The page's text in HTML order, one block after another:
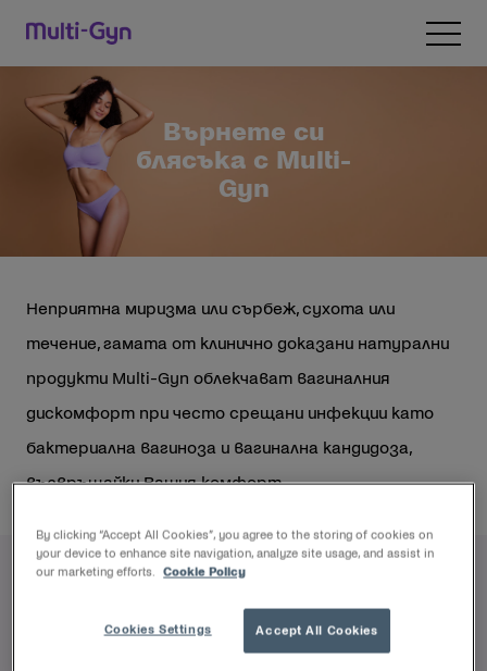
Върнете си
блясъка с Multi-
Gyn
Неприятна миризма или сърбеж, сухота или
течение, гамата от клинично доказани натурални
продукти Multi-Gyn облекчават вагиналния
дискомфорт при често срещани инфекции като
бактериална вагиноза и вагинална кандидоза,
възвръщайки Вашия комфорт.
Нашите продукти
Натурални, без хормони и клинично доказани за
By clicking “Accept All Cookies”, you agree to the storing of cookies on
your device to enhance site navigation, analyze site usage, and assist in
our marketing efforts.
Cookie Policy
Accept All Cookies
Cookies Settings